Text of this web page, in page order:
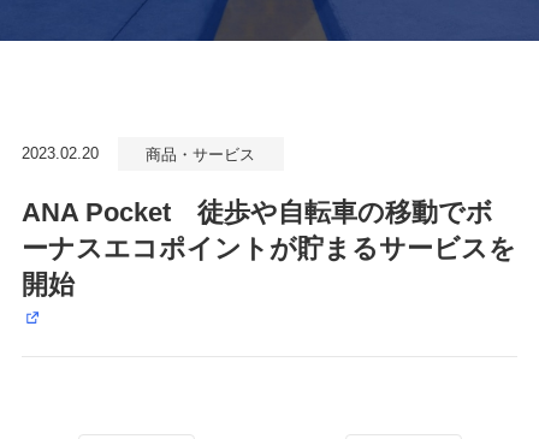
2023.02.20 商品・サービス
ANA Pocket 徒歩や自転車の移動でボ
ーナスエコポイントが貯まるサービスを
開始